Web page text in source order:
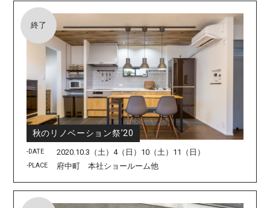
終了
秋のリノベーション祭’20
-DATE 2020.10.3（土）4（日）10（土）11（日）
-PLACE 府中町 本社ショールーム他